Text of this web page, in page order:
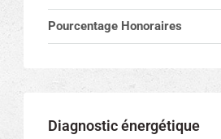
Pourcentage Honoraires
Diagnostic énergétique